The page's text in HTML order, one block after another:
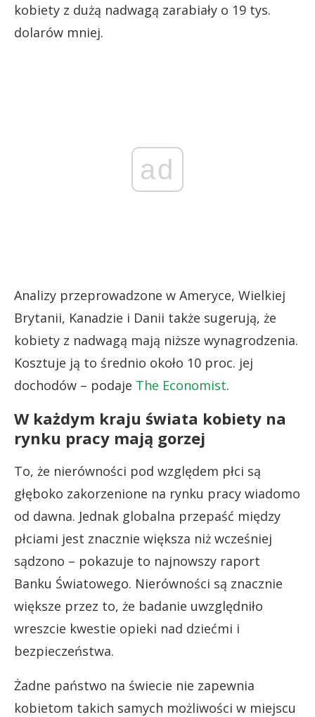
kobiety z dużą nadwagą zarabiały o 19 tys.
dolarów mniej.
ad
Analizy przeprowadzone w Ameryce, Wielkiej
Brytanii, Kanadzie i Danii także sugerują, że
kobiety z nadwagą mają niższe wynagrodzenia.
Kosztuje ją to średnio około 10 proc. jej
dochodów – podaje The Economist.
W każdym kraju świata kobiety na
rynku pracy mają gorzej
To, że nierówności pod względem płci są
głęboko zakorzenione na rynku pracy wiadomo
od dawna. Jednak globalna przepaść między
płciami jest znacznie większa niż wcześniej
sądzono – pokazuje to najnowszy raport
Banku Światowego. Nierówności są znacznie
większe przez to, że badanie uwzględniło
wreszcie kwestie opieki nad dziećmi i
bezpieczeństwa.
Żadne państwo na świecie nie zapewnia
kobietom takich samych możliwości w miejscu